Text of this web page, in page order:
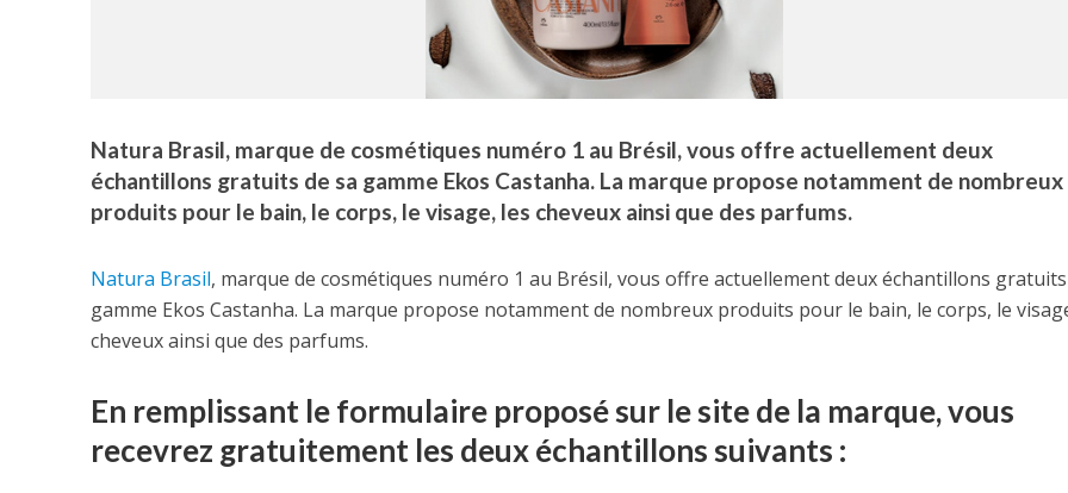
Natura Brasil, marque de cosmétiques numéro 1 au Brésil, vous offre actuellement deux
échantillons gratuits de sa gamme Ekos Castanha. La marque propose notamment de nombreux
produits pour le bain, le corps, le visage, les cheveux ainsi que des parfums.
Natura Brasil, marque de cosmétiques numéro 1 au Brésil, vous offre actuellement deux échantillons
gamme Ekos Castanha. La marque propose notamment de nombreux produits pour le bain, le corps, le
cheveux ainsi que des parfums.
En remplissant le formulaire proposé sur le site de la marque, vous
recevrez gratuitement les deux échantillons suivants :